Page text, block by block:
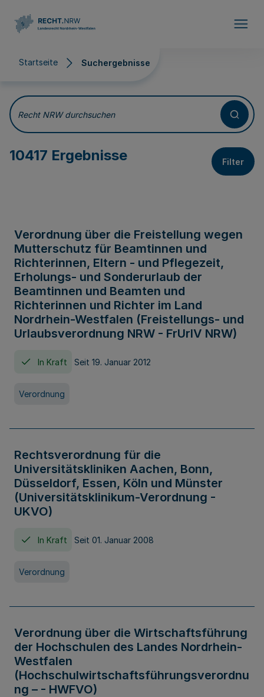
Startseite Suchergebnisse
Suchergebnisse
Recht NRW durchsuchen
10417 Ergebnisse Filter
Verordnung über die Freistellung wegen
Mutterschutz für Beamtinnen und
Richterinnen, Eltern - und Pflegezeit,
Erholungs- und Sonderurlaub der
Beamtinnen und Beamten und
Richterinnen und Richter im Land
Nordrhein-Westfalen (Freistellungs- und
Urlaubsverordnung NRW - FrUrlV NRW)
In Kraft Seit 19. Januar 2012
Verordnung
Rechtsverordnung für die
Universitätskliniken Aachen, Bonn,
Düsseldorf, Essen, Köln und Münster
(Universitätsklinikum-Verordnung -
UKVO)
In Kraft Seit 01. Januar 2008
Verordnung
Verordnung über die Wirtschaftsführung
der Hochschulen des Landes Nordrhein-
Westfalen
(Hochschulwirtschaftsführungsverordnu
ng – - HWFVO)